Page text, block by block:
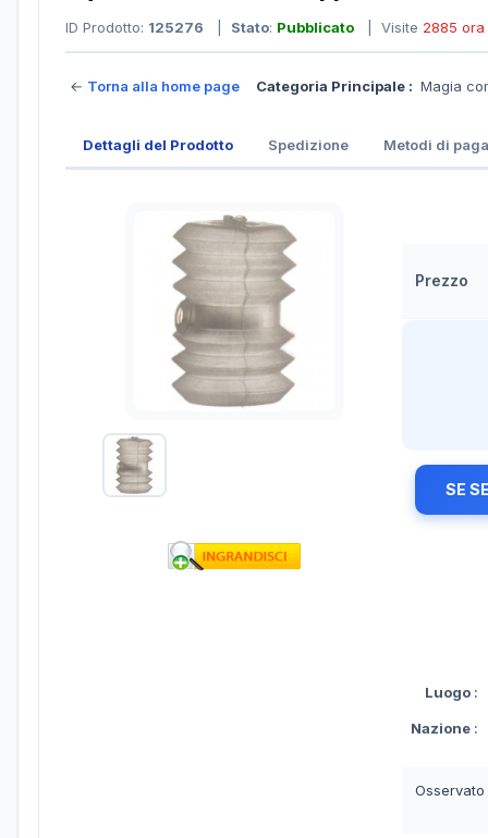
ID Prodotto: 125276 Stato: Pubblicato | Visite 2885 ora
← Torna alla home page Categoria Principale : Magia
Dettagli del Prodotto Spedizione Metodi di
Prezzo
SE
Luogo :
Nazione :